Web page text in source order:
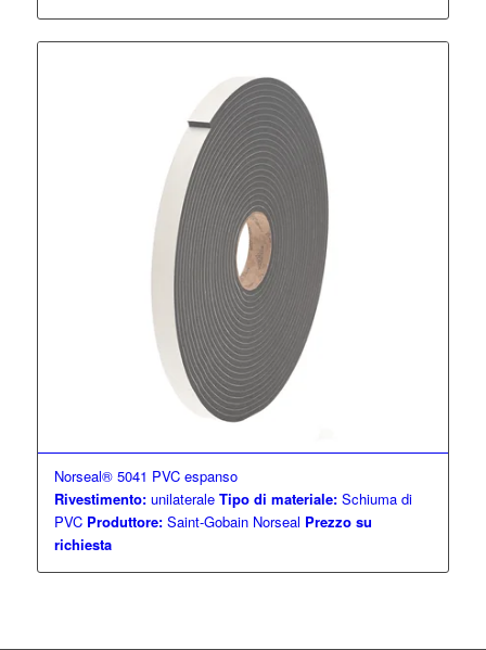
Norseal® 5041 PVC espanso
Rivestimento:unilaterale Tipo di materiale:Schiuma di
PVC Produttore:Saint-Gobain Norseal Prezzo su
richiesta